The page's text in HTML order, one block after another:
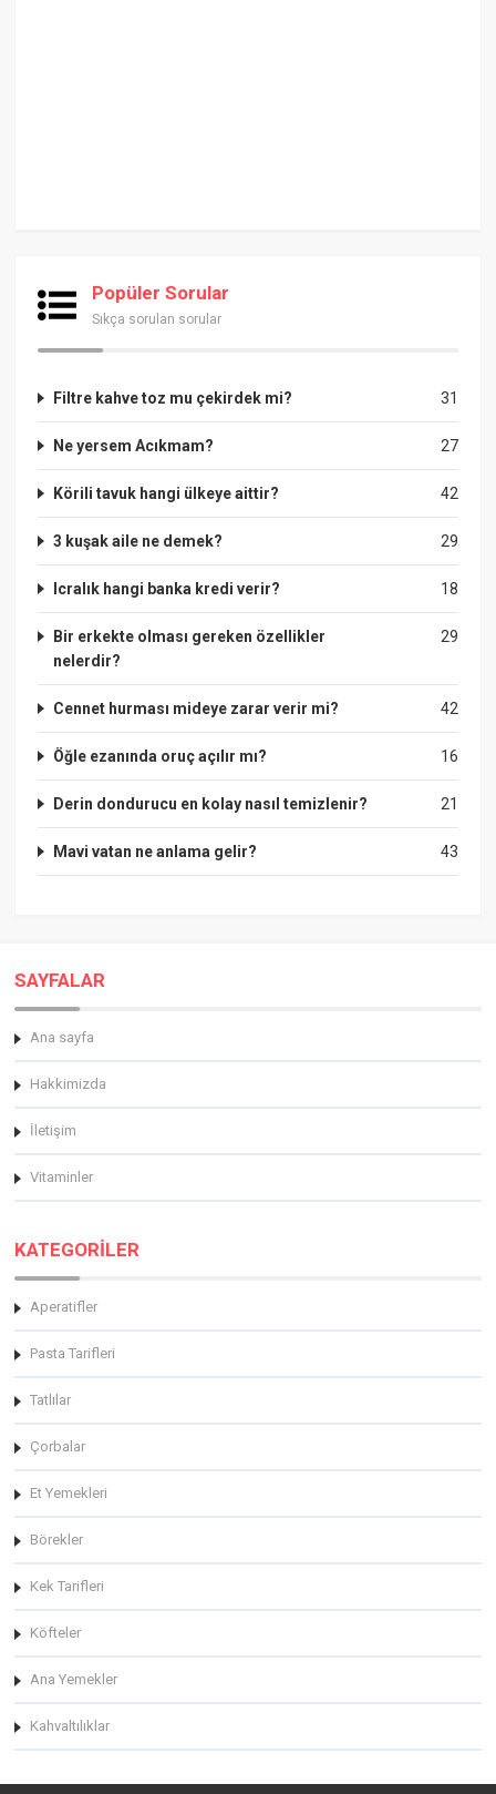
Popüler Sorular
Sıkça sorulan sorular
31
Filtre kahve toz mu çekirdek mi?
27
Ne yersem Acıkmam?
42
Körili tavuk hangi ülkeye aittir?
29
3 kuşak aile ne demek?
18
Icralık hangi banka kredi verir?
29
Bir erkekte olması gereken özellikler
nelerdir?
42
Cennet hurması mideye zarar verir mi?
16
Öğle ezanında oruç açılır mı?
21
Derin dondurucu en kolay nasıl temizlenir?
43
Mavi vatan ne anlama gelir?
SAYFALAR
Ana sayfa
Hakkimizda
İletişim
Vitaminler
KATEGORİLER
Aperatifler
Pasta Tarifleri
Tatlılar
Çorbalar
Et Yemekleri
Börekler
Kek Tarifleri
Köfteler
Ana Yemekler
Kahvaltılıklar